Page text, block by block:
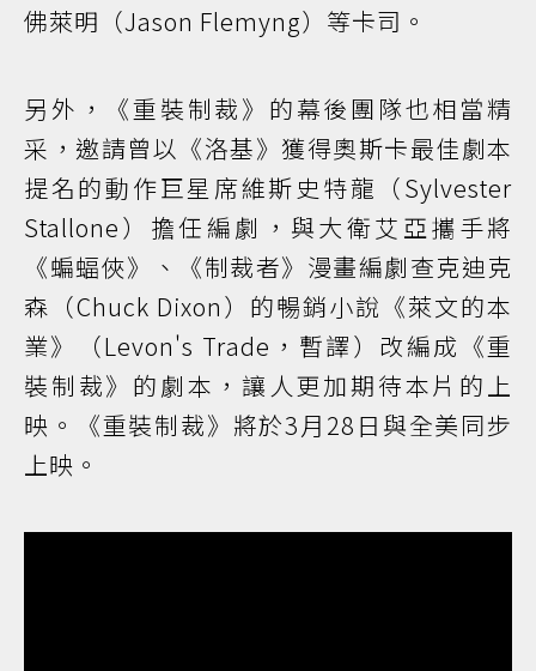
佛萊明（Jason Flemyng）等卡司。
另外，《重裝制裁》的幕後團隊也相當精
采，邀請曾以《洛基》獲得奧斯卡最佳劇本
提名的動作巨星席維斯史特龍（Sylvester
Stallone）擔任編劇，與大衛艾亞攜手將
《蝙蝠俠》、《制裁者》漫畫編劇查克迪克
森（Chuck Dixon）的暢銷小說《萊文的本
業》（Levon's Trade，暫譯）改編成《重
裝制裁》的劇本，讓人更加期待本片的上
映。《重裝制裁》將於3月28日與全美同步
上映。